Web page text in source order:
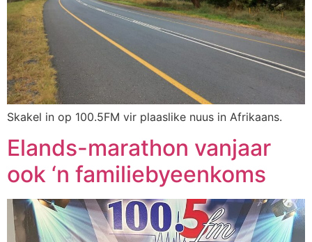
Skakel in op 100.5FM vir plaaslike nuus in Afrikaans.
Elands-marathon vanjaar
ook ‘n familiebyeenkoms